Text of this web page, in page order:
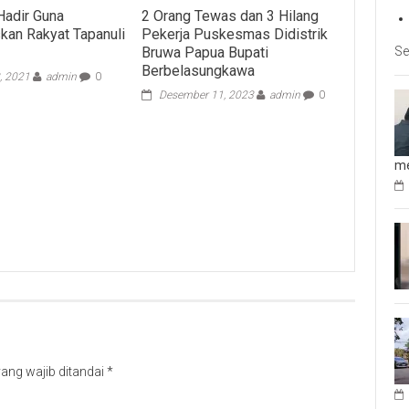
Guna
Rakyat Tapanuli
2021 admin 0
2 Orang Tewas dan 3 Hilang
Pekerja Puskesmas Didistrik
Bruwa Papua Bupati
Berbelasungkawa
Desember 11, 2023 admin 0
wajib ditandai *